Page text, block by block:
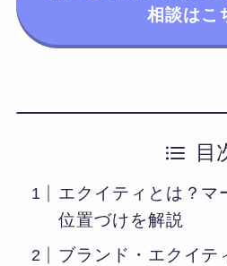
相談はこ
目
エクイティとは？マ
位置づけを解説
ブランド・エクイテ